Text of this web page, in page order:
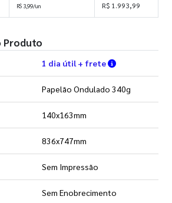
R$ 3,99/un R$ 1.993,99
Produto
1 dia útil + frete Verifique as
Papelão Ondulado 340g
140x163mm
836x747mm
Sem Impressão
Sem Enobrecimento